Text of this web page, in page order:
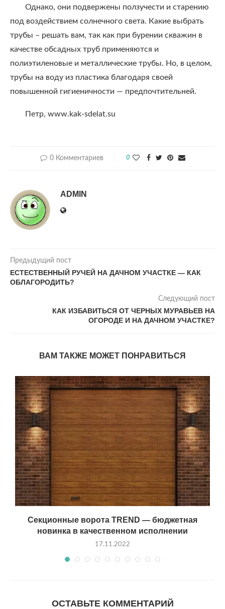
Однако, они подвержены ползучести и старению
под воздействием солнечного света. Какие выбрать
трубы – решать вам, так как при бурении скважин в
качестве обсадных труб применяются и
полиэтиленовые и металлические трубы. Но, в целом,
трубы на воду из пластика благодаря своей
повышенной гигиеничности — предпочтительней.
Петр, www.kak-sdelat.su
0 Комментариев 0
ADMIN
Предыдущий пост
ЕСТЕСТВЕННЫЙ РУЧЕЙ НА ДАЧНОМ УЧАСТКЕ — КАК
ОБЛАГОРОДИТЬ?
Следующий пост
КАК ИЗБАВИТЬСЯ ОТ ЧЕРНЫХ МУРАВЬЕВ НА
ОГОРОДЕ И НА ДАЧНОМ УЧАСТКЕ?
ВАМ ТАКЖЕ МОЖЕТ ПОНРАВИТЬСЯ
Секционные ворота TREND — бюджетная
новинка в качественном исполнении
17.11.2022
ОСТАВЬТЕ КОММЕНТАРИЙ